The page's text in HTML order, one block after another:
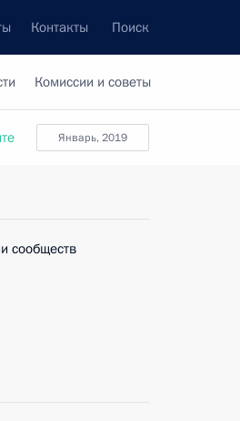
Контакты Поиск
Комиссии и советы
январь, 2019
сообществ